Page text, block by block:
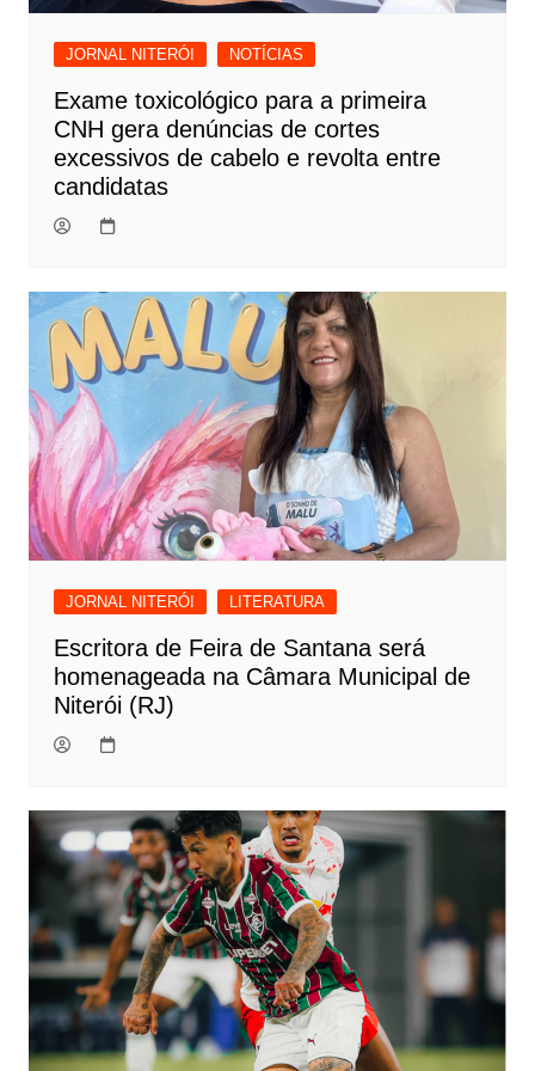
JORNAL NITERÓI NOTÍCIAS
Exame toxicológico para a primeira
CNH gera denúncias de cortes
excessivos de cabelo e revolta entre
candidatas
JORNAL NITERÓI LITERATURA
Escritora de Feira de Santana será
homenageada na Câmara Municipal de
Niterói (RJ)